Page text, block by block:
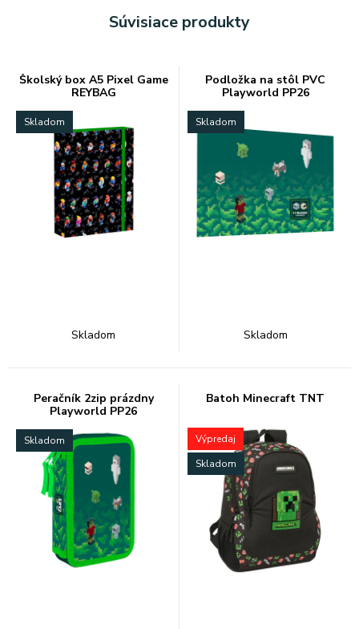
Súvisiace produkty
Školský box A5 Pixel Game
REYBAG
Skladom
Skladom
Podložka na stôl PVC
Playworld PP26
Skladom
Skladom
Peračník 2zip prázdny
Playworld PP26
Skladom
Batoh Minecraft TNT
Výpredaj
Skladom